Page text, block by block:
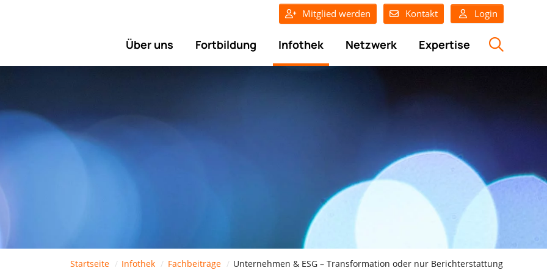
Mitglied werden Kontakt Login
Über uns Fortbildung Infothek Netzwerk Expertise
Startseite Infothek Fachbeiträge Unternehmen & ESG – Transformation oder nur Berichterstattung